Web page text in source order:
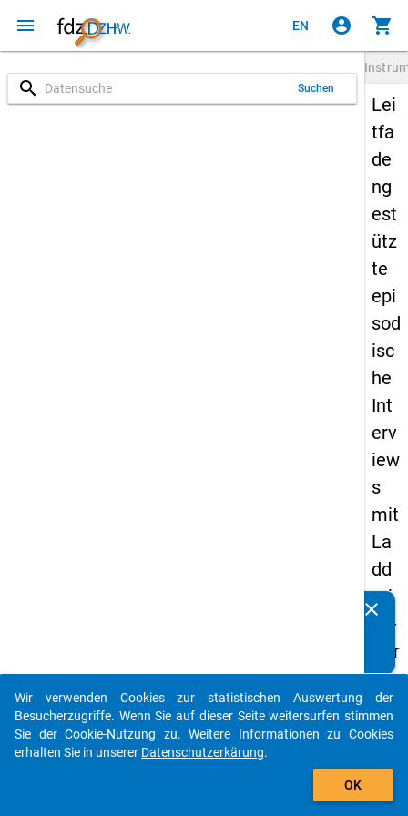
menu EN account_circle shopping_cart
search Suchen
Lei
tfa
de
ng
est
ütz
te
epi
sod
isc
he
Int
erv
iew
s
mit
La
dd
eri
ng-
Ver
fah
ren
Details
clear
auto_stories
add_shopping_cart
Wir verwenden Cookies zur statistischen Auswertung der
Besucherzugriffe. Wenn Sie auf dieser Seite weitersurfen stimmen
Sie der Cookie-Nutzung zu. Weitere Informationen zu Cookies
erhalten Sie in unserer Datenschutzerkärung.
OK